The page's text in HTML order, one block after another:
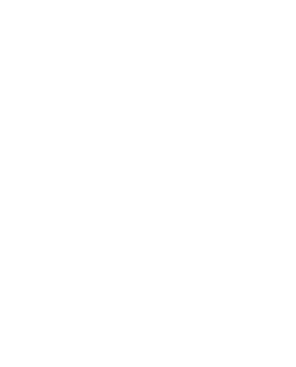
ス内野手と
【映像】再